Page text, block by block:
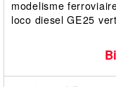
modelisme
loco diesel GE25